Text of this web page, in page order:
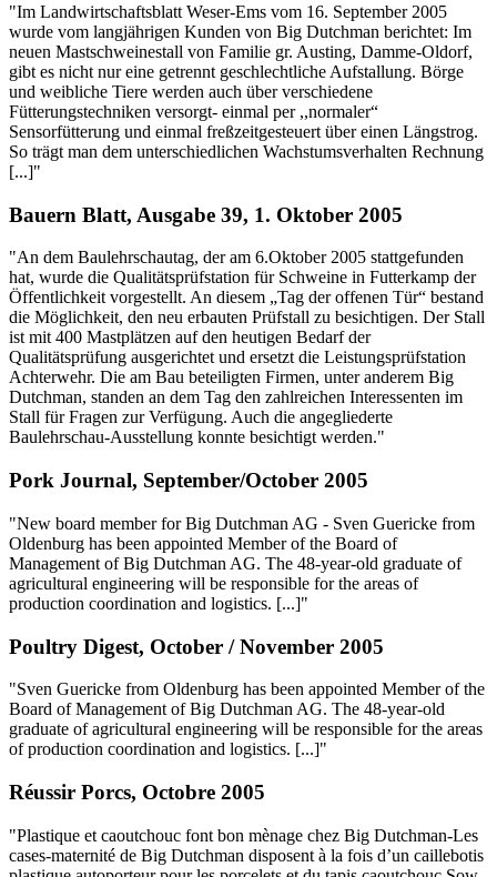
"Im Landwirtschaftsblatt Weser-Ems vom 16. September 2005
wurde vom langjährigen Kunden von Big Dutchman berichtet: Im
neuen Mastschweinestall von Familie gr. Austing, Damme-Oldorf,
gibt es nicht nur eine getrennt geschlechtliche Aufstallung. Börge
und weibliche Tiere werden auch über verschiedene
Fütterungstechniken versorgt- einmal per ,,normaler“
Sensorfütterung und einmal freßzeitgesteuert über einen Längstrog.
So trägt man dem unterschiedlichen Wachstumsverhalten Rechnung
[...]"
Bauern Blatt, Ausgabe 39, 1. Oktober 2005
"An dem Baulehrschautag, der am 6.Oktober 2005 stattgefunden
hat, wurde die Qualitätsprüfstation für Schweine in Futterkamp der
Öffentlichkeit vorgestellt. An diesem „Tag der offenen Tür“ bestand
die Möglichkeit, den neu erbauten Prüfstall zu besichtigen. Der Stall
ist mit 400 Mastplätzen auf den heutigen Bedarf der
Qualitätsprüfung ausgerichtet und ersetzt die Leistungsprüfstation
Achterwehr. Die am Bau beteiligten Firmen, unter anderem Big
Dutchman, standen an dem Tag den zahlreichen Interessenten im
Stall für Fragen zur Verfügung. Auch die angegliederte
Baulehrschau-Ausstellung konnte besichtigt werden."
Pork Journal, September/October 2005
"New board member for Big Dutchman AG - Sven Guericke from
Oldenburg has been appointed Member of the Board of
Management of Big Dutchman AG. The 48-year-old graduate of
agricultural engineering will be responsible for the areas of
production coordination and logistics. [...]"
Poultry Digest, October / November 2005
"Sven Guericke from Oldenburg has been appointed Member of the
Board of Management of Big Dutchman AG. The 48-year-old
graduate of agricultural engineering will be responsible for the areas
of production coordination and logistics. [...]"
Réussir Porcs, Octobre 2005
"Plastique et caoutchouc font bon mènage chez Big Dutchman-Les
cases-maternité de Big Dutchman disposent à la fois d’un caillebotis